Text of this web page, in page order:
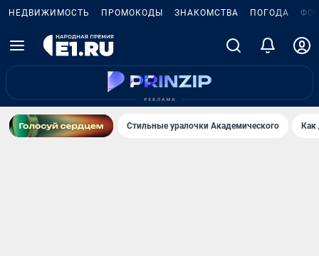
НЕДВИЖИМОСТЬ ПРОМОКОДЫ ЗНАКОМСТВА ПОГОДА
Стильные уралочки Академического Как